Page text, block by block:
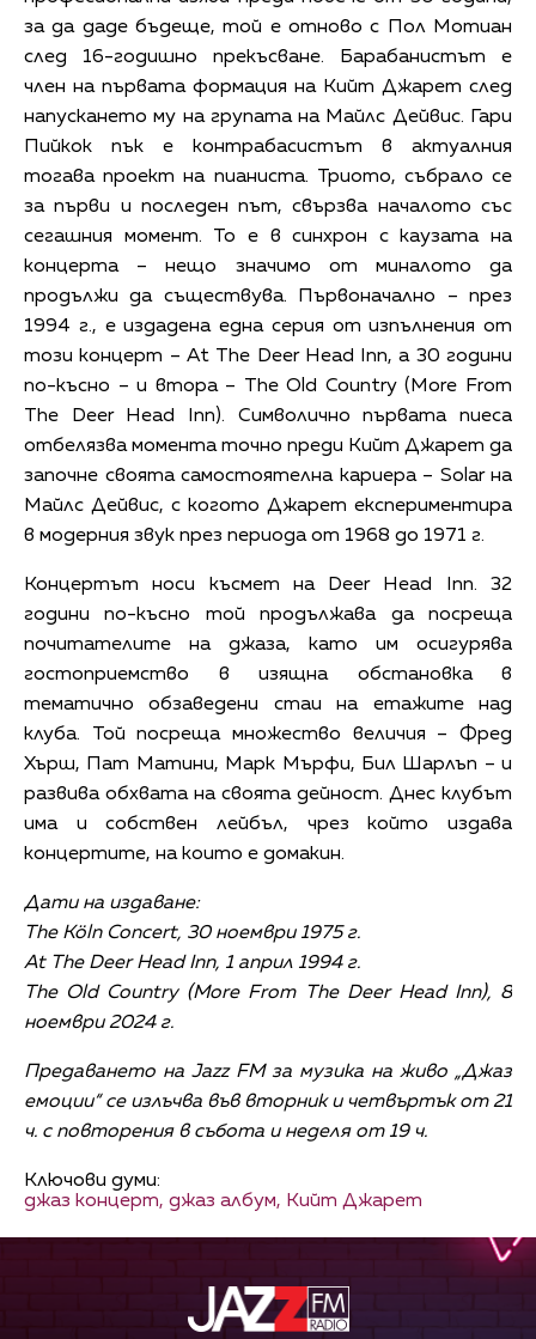
за да даде бъдеще, той е отново с Пол Мотиан
след 16-годишно прекъсване. Барабанистът е
член на първата формация на Кийт Джарет след
напускането му на групата на Майлс Дейвис. Гари
Пийкок пък е контрабасистът в актуалния
тогава проект на пианиста. Триото, събрало се
за първи и последен път, свързва началото със
сегашния момент. То е в синхрон с каузата на
концерта – нещо значимо от миналото да
продължи да съществува. Първоначално – през
1994 г., е издадена една серия от изпълнения от
този концерт – At The Deer Head Inn, а 30 години
по-късно – и втора – The Old Country (More From
The Deer Head Inn). Символично първата пиеса
отбелязва момента точно преди Кийт Джарет да
започне своята самостоятелна кариера – Solar на
Майлс Дейвис, с когото Джарет експериментира
в модерния звук през периода от 1968 до 1971 г.
Концертът носи късмет на Deer Head Inn. 32
години по-късно той продължава да посреща
почитателите на джаза, като им осигурява
гостоприемство в изящна обстановка в
тематично обзаведени стаи на етажите над
клуба. Той посреща множество величия – Фред
Хърш, Пат Матини, Марк Мърфи, Бил Шарлъп – и
развива обхвата на своята дейност. Днес клубът
има и собствен лейбъл, чрез който издава
концертите, на които е домакин.
Дати на издаване:
The Köln Concert, 30 ноември 1975 г.
At The Deer Head Inn, 1 април 1994 г.
The Old Country (More From The Deer Head Inn), 8
ноември 2024 г.
Предаването на Jazz FM за музика на живо „Джаз
емоции“ се излъчва във вторник и четвъртък от 21
ч. с повторения в събота и неделя от 19 ч.
Ключови думи:
джаз концерт, джаз албум, Кийт Джарет